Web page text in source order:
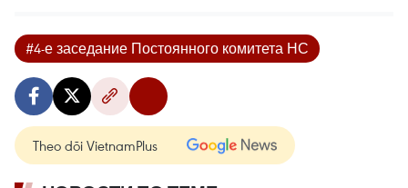
#4-е заседание Постоянного комитета НС
Theo dõi VietnamPlus